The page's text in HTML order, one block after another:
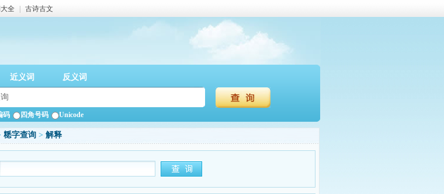
全 古诗古文
近义词 反义词
码 四角号码 Unicode
䊝字查询 > 解释